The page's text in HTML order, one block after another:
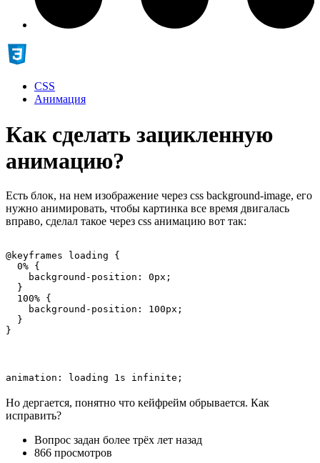
CSS
Анимация
Как сделать зацикленную
анимацию?
Есть блок, на нем изображение через css background-image, его
нужно анимировать, чтобы картинка все время двигалась
вправо, сделал такое через css анимацию вот так:
@keyframes loading {
  0% {
    background-position: 0px;
  }
  100% {
    background-position: 100px;
  }
}
animation: loading 1s infinite;
Но дергается, понятно что кейфрейм обрывается. Как
исправить?
Вопрос задан более трёх лет назад
866 просмотров